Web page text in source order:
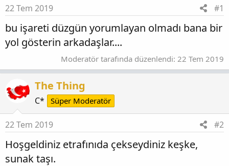
a
n
h
i
22 Tem 2019 #1
bu işareti düzgün yorumlayan olmadı bana bir
yol gösterin arkadaşlar....
Moderatör tarafında düzenlendi: 22 Tem 2019
The Thing
C* Süper Moderatör
22 Tem 2019 #2
Hoşgeldiniz etrafınıda çekseydiniz keşke,
sunak taşı.